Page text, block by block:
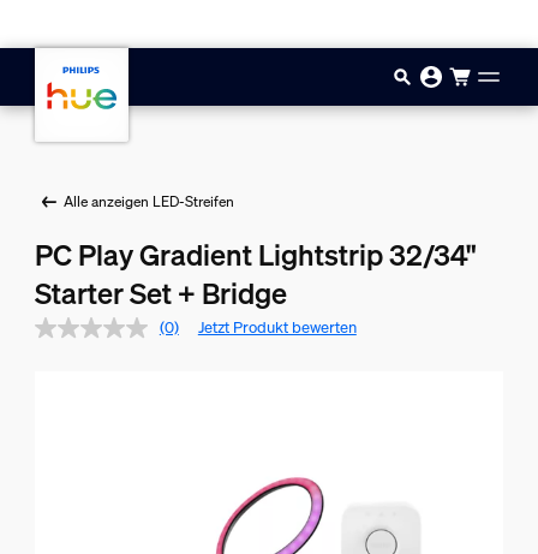
Alle anzeigen LED-Streifen
PC Play Gradient Lightstrip 32/34"
Starter Set + Bridge
(0) Jetzt Produkt bewerten